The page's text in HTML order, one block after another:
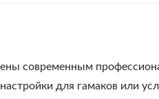
современным
для гамаков или